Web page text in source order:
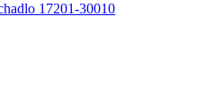
17201-30010